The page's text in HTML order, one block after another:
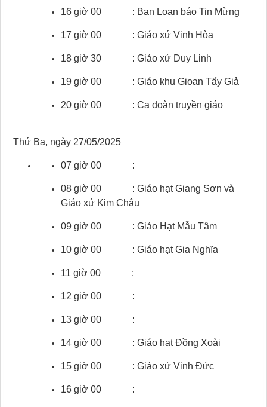
16 giờ 00 : Ban Loan báo Tin Mừng
17 giờ 00 : Giáo xứ Vinh Hòa
18 giờ 30 : Giáo xứ Duy Linh
19 giờ 00 : Giáo khu Gioan Tẩy Giả
20 giờ 00 : Ca đoàn truyền giáo
Thứ Ba, ngày 27/05/2025
07 giờ 00 :
08 giờ 00 : Giáo hạt Giang Sơn và
Giáo xứ Kim Châu
09 giờ 00 : Giáo Hạt Mẫu Tâm
10 giờ 00 : Giáo hạt Gia Nghĩa
11 giờ 00 :
12 giờ 00 :
13 giờ 00 :
14 giờ 00 : Giáo hạt Đồng Xoài
15 giờ 00 : Giáo xứ Vinh Đức
16 giờ 00 :